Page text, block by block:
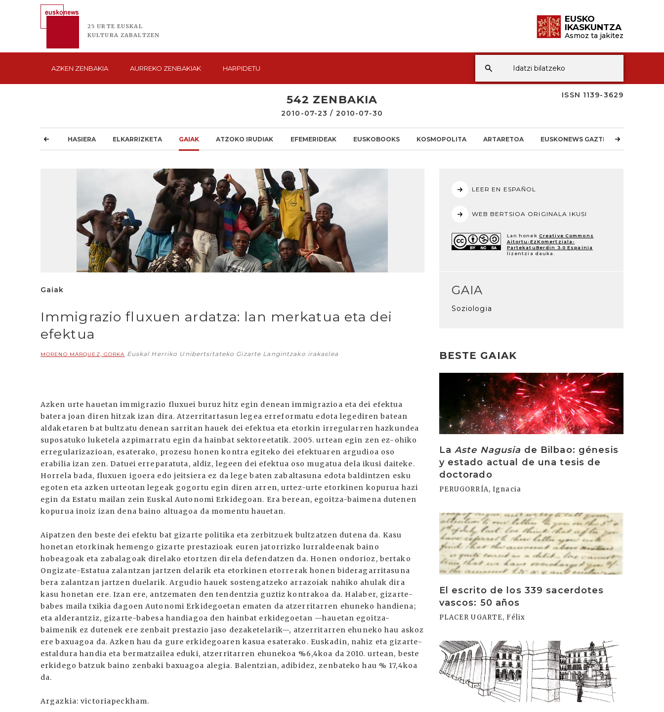
25 URTE EUSKAL
KULTURA ZABALTZEN
EUSKO
IKASKUNTZA
Asmoz ta jakitez
AZKEN ZENBAKIA AURREKO ZENBAKIAK HARPIDETU
ISSN 1139-3629
542 ZENBAKIA
2010-07-23 / 2010-07-30
HASIERA ELKARRIZKETA GAIAK ATZOKO IRUDIAK EFEMERIDEAK EUSKOBOOKS KOSMOPOLITA ARTARETOA EUSKONEWS GAZTEA
Gaiak
Immigrazio fluxuen ardatza: lan merkatua eta dei
efektua
MORENO MÁRQUEZ, GORKA Euskal Herriko Unibertsitateko Gizarte Langintzako irakaslea
Azken urte hauetan immigrazio fluxuei buruz hitz egin denean immigrazioa eta dei efektua
batera joan diren hitzak izan dira. Atzerritartasun legea erreformatu edota legediren batean
aldaketaren bat bultzatu denean sarritan hauek dei efektua eta etorkin irregularren hazkundea
suposatuko luketela azpimarratu egin da hainbat sektoreetatik. 2005. urtean egin zen ez-ohiko
erregularizazioan, esaterako, prozesu honen kontra egiteko dei efektuaren argudioa oso
erabilia izan zen. Datuei erreparatuta, aldiz, legeen dei efektua oso mugatua dela ikusi daiteke.
Horrela bada, fluxuen igoera edo jeitsiera ez da lege baten zabaltasuna edota baldintzen esku
egoten eta azken urteotan legeak gogortu egin diren arren, urtez-urte etorkinen kopurua hazi
egin da Estatu mailan zein Euskal Autonomi Erkidegoan. Era berean, egoitza-baimena dutenen
kopurua inoiz izan dena baino altuagoa da momentu hauetan.
Aipatzen den beste dei efektu bat gizarte politika eta zerbitzuek bultzatzen dutena da. Kasu
honetan etorkinak hemengo gizarte prestazioak euren jatorrizko lurraldeenak baino
hobeagoak eta zabalagoak direlako etortzen direla defendatzen da. Honen ondorioz, bertako
Ongizate-Estatua zalantzan jartzen delarik eta etorkinen etorrerak honen bideragarritasuna
bera zalantzan jartzen duelarik. Argudio hauek sostengatzeko arrazoiak nahiko ahulak dira
kasu honetan ere. Izan ere, antzematen den tendentzia guztiz kontrakoa da. Halaber, gizarte-
babes maila txikia dagoen Autonomi Erkidegoetan ematen da atzerritarren ehuneko handiena;
eta alderantziz, gizarte-babesa handiagoa den hainbat erkidegoetan —hauetan egoitza-
baimenik ez dutenek ere zenbait prestazio jaso dezaketelarik—, atzerritarren ehuneko hau askoz
ere baxuagoa da. Azken hau da gure erkidegoaren kasua esaterako. Euskadin, nahiz eta gizarte-
estaldura handia eta bermatzailea eduki, atzerritarren ehunekoa %6,4koa da 2010. urtean, beste
erkidego batzuk baino zenbaki baxuagoa alegia. Balentzian, adibidez, zenbateko hau % 17,4koa
da.
Argazkia: victoriapeckham.
LEER EN ESPAÑOL
WEB BERTSIOA ORIGINALA IKUSI
Lan honek Creative Commons
Aitortu-EzKomertziala-
PartekatuBerdin 3.0 Espainia
lizentzia dauka.
GAIA
Soziologia
BESTE GAIAK
LaAste Nagusia de Bilbao: génesis
y estado actual de una tesis de
doctorado
PERUGORRÍA, Ignacia
Irakurri
El escrito de los 339 sacerdotes
vascos: 50 años
PLACER UGARTE, Félix
Irakurri
Irakurri